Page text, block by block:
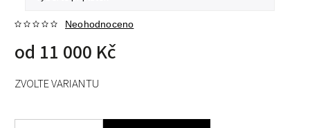
Neohodnoceno
od 11 000 Kč
ZVOLTE VARIANTU